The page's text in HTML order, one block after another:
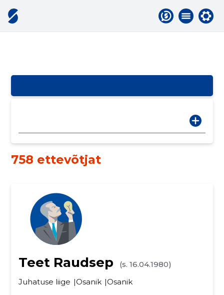
758 ettevõtjat
Teet Raudsep
(s. 16.04.1980)
Juhatuse liige
Osanik Osanik